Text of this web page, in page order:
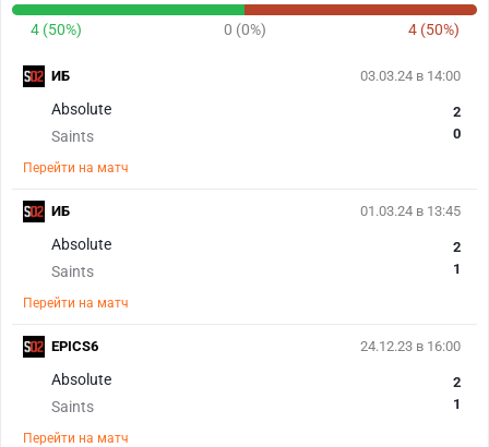
4 (50%) 0 (0%) 4 (50%)
03.03.24 в 14:00
Absolute
Saints
2
0
Перейти на матч
ИБ
01.03.24 в 13:45
Absolute
Saints
2
1
Перейти на матч
ИБ
24.12.23 в 16:00
Absolute
Saints
2
1
Перейти на матч
EPICS6